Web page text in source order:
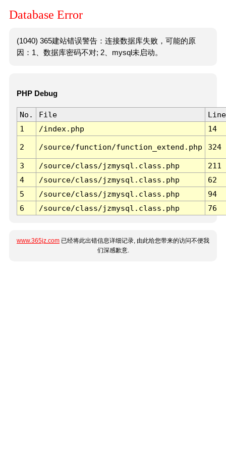
Database Error
(1040) 365建站错误警告：连接数据库失败，可能的原
因：1、数据库密码不对; 2、mysql未启动。
PHP Debug
No. File
Line
1
/index.php 14
2 /source/function/function_extend.php 324
3 /source/class/jzmysql.class.php
211
4
/source/class/jzmysql.class.php
62
5
/source/class/jzmysql.class.php
94
6
/source/class/jzmysql.class.php 76
www.365jz.com 已经将此出错信息详细记录, 由此给您带来的访问不便我
们深感歉意.